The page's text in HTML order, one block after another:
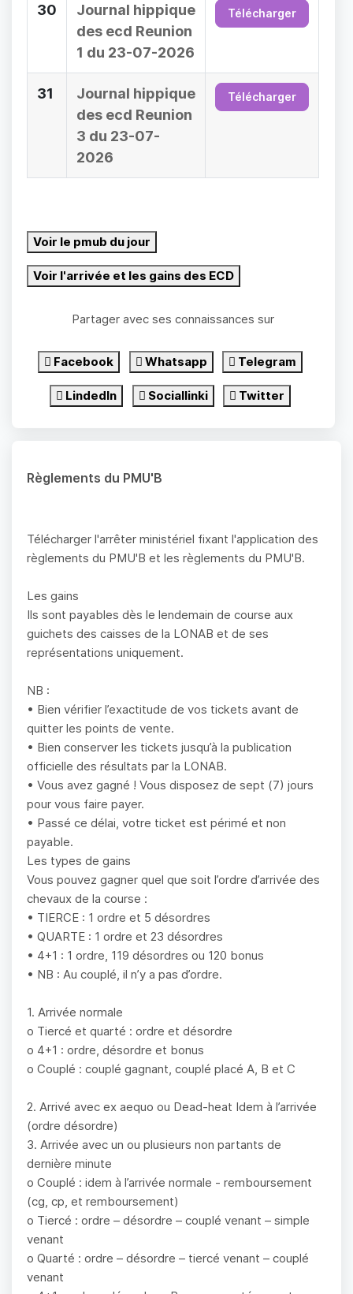
30
Journal hippique
des ecd Reunion
1 du 23-07-2026
Télécharger
31
Journal hippique
des ecd Reunion
3 du 23-07-
2026
Télécharger
Voir le pmub du jour
Voir l'arrivée et les gains des ECD
Partager avec ses connaissances sur
Facebook Whatsapp Telegram
LindedIn Sociallinki Twitter
Règlements du PMU'B
Télécharger l'arrêter ministériel fixant l'application des
règlements du PMU'B et les règlements du PMU'B.
Les gains
Ils sont payables dès le lendemain de course aux
guichets des caisses de la LONAB et de ses
représentations uniquement.
NB :
• Bien vérifier l’exactitude de vos tickets avant de
quitter les points de vente.
• Bien conserver les tickets jusqu’à la publication
officielle des résultats par la LONAB.
• Vous avez gagné ! Vous disposez de sept (7) jours
pour vous faire payer.
• Passé ce délai, votre ticket est périmé et non
payable.
Les types de gains
Vous pouvez gagner quel que soit l’ordre d’arrivée des
chevaux de la course :
• TIERCE : 1 ordre et 5 désordres
• QUARTE : 1 ordre et 23 désordres
• 4+1 : 1 ordre, 119 désordres ou 120 bonus
• NB : Au couplé, il n’y a pas d’ordre.
1. Arrivée normale
o Tiercé et quarté : ordre et désordre
o 4+1 : ordre, désordre et bonus
o Couplé : couplé gagnant, couplé placé A, B et C
2. Arrivé avec ex aequo ou Dead-heat Idem à l’arrivée
(ordre désordre)
3. Arrivée avec un ou plusieurs non partants de
dernière minute
o Couplé : idem à l’arrivée normale - remboursement
(cg, cp, et remboursement)
o Tiercé : ordre – désordre – couplé venant – simple
venant
o Quarté : ordre – désordre – tiercé venant – couplé
venant